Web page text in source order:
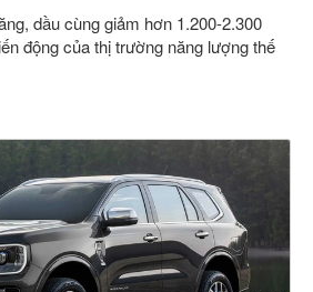
dầu cùng giảm hơn 1.200-2.300
động của thị trường năng lượng thế